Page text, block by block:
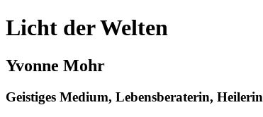
Licht der Welten
Yvonne Mohr
Geistiges Medium, Lebensberaterin, Heilerin